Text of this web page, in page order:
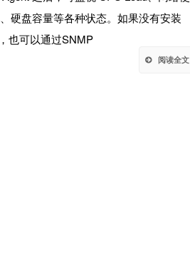
硬盘容量等各种状态。如果没有安装
也可以通过SNMP
阅读全文